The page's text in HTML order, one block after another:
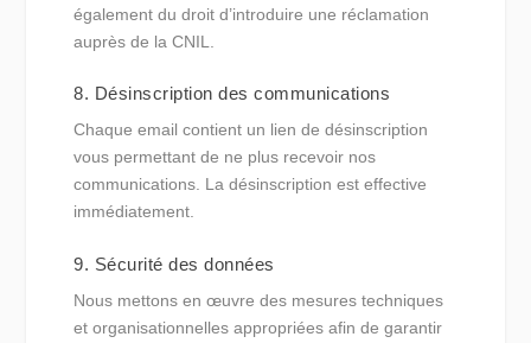
également du droit d’introduire une réclamation
auprès de la CNIL.
8. Désinscription des communications
Chaque email contient un lien de désinscription
vous permettant de ne plus recevoir nos
communications. La désinscription est effective
immédiatement.
9. Sécurité des données
Nous mettons en œuvre des mesures techniques
et organisationnelles appropriées afin de garantir